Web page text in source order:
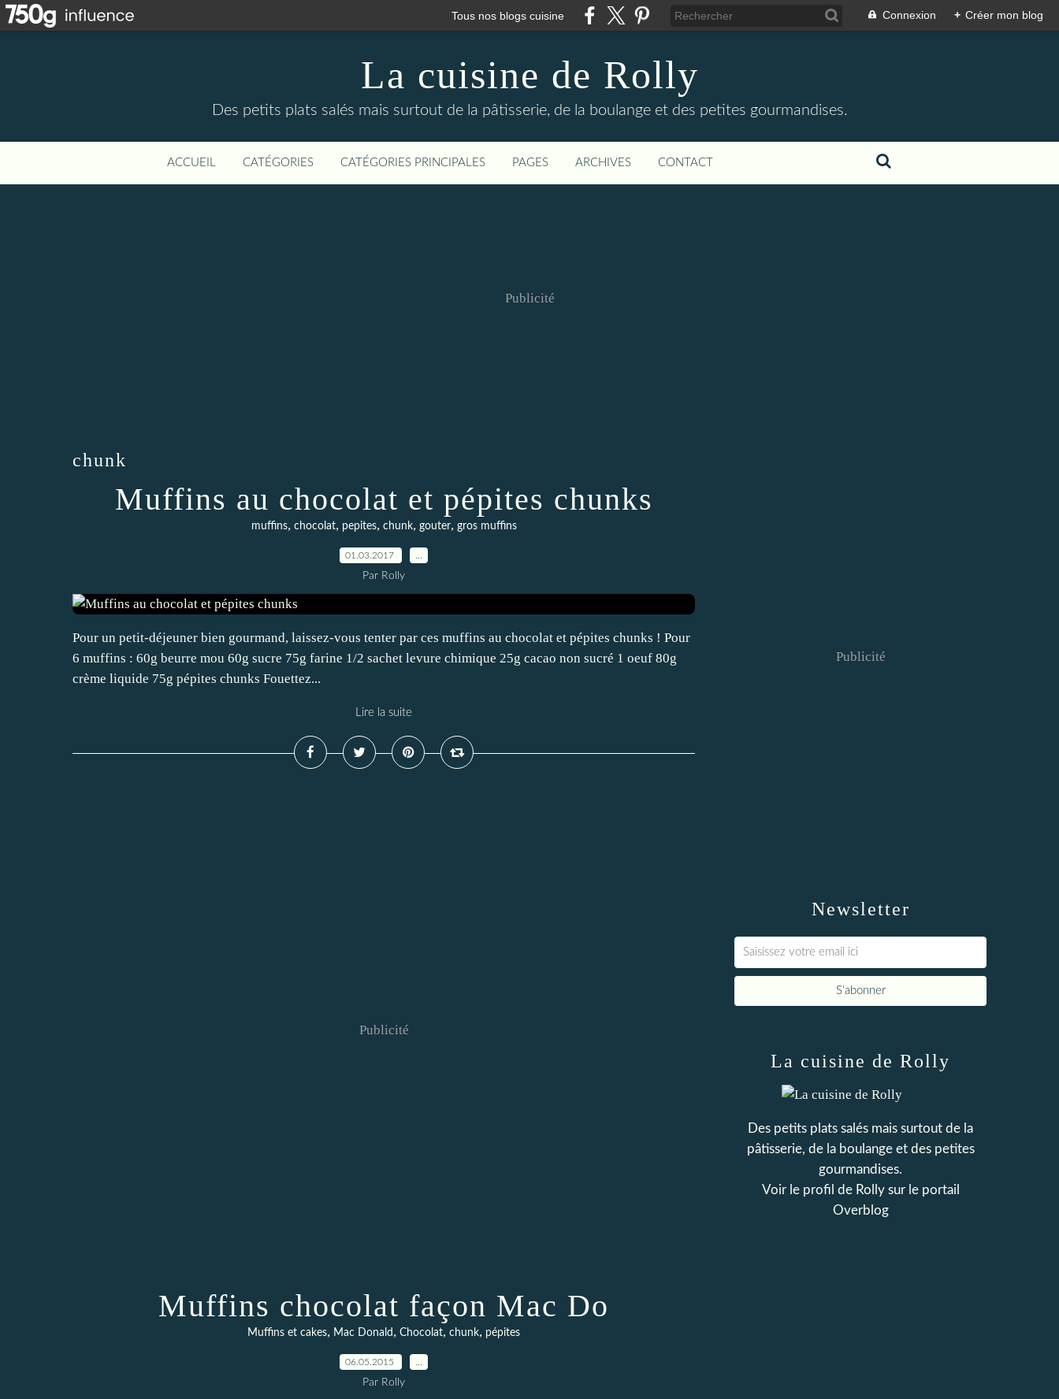
Tous nos blogs cuisine Connexion + Créer mon blog
La cuisine de Rolly
Des petits plats salés mais surtout de la pâtisserie, de la boulange et des petites gourmandises.
ACCUEIL CATÉGORIES CATÉGORIES PRINCIPALES PAGES ARCHIVES CONTACT
Publicité
chunk
Muffins au chocolat et pépites chunks
muffins, chocolat, pepites, chunk, gouter, gros muffins
01.03.2017
Par Rolly
Pour un petit-déjeuner bien gourmand, laissez-vous tenter par ces muffins au chocolat et pépites chunks ! Pour
6 muffins : 60g beurre mou 60g sucre 75g farine 1/2 sachet levure chimique 25g cacao non sucré 1 oeuf 80g
crème liquide 75g pépites chunks Fouettez...
Lire la suite
Publicité
Muffins chocolat façon Mac Do
Muffins et cakes, Mac Donald , Chocolat, chunk, pépites
06.05.2015
Par Rolly
Newsletter
Publicité
La cuisine de Rolly
Des petits plats salés mais surtout de la
pâtisserie, de la boulange et des petites
gourmandises.
Voir le profil de Rollysur le portail
Overblog